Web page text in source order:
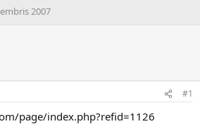
2007
#1
page/index.php?refid=1126